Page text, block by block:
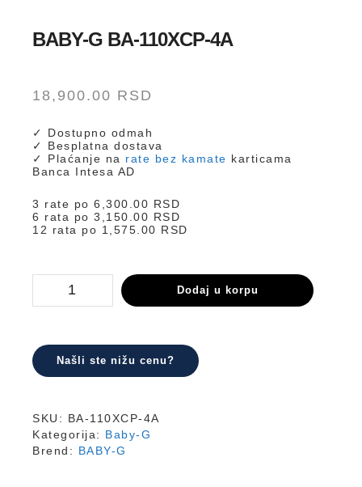
BABY-G BA-110XCP-4A
18,900.00 RSD
✓ Dostupno odmah
✓ Besplatna dostava
✓ Plaćanje na rate bez kamate karticama
Banca Intesa AD
3 rate po 6,300.00 RSD
6 rata po 3,150.00 RSD
12 rata po 1,575.00 RSD
110XCP-
4A
Dodaj u korpu
Našli ste nižu cenu?
SKU: BA-110XCP-4A
Kategorija: Baby-G
Brend: BABY-G